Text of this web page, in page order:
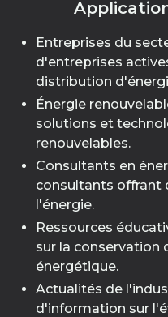
Entreprises du
d'entreprises
distribution
Énergie
solutions et
renouvelables.
Consultants en
consultants offrant
l'énergie.
Ressources
sur la conservation
énergétique.
Actualités de
d'information sur